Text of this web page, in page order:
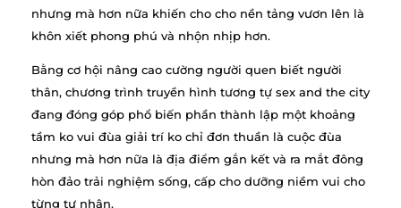
nhưng mà hơn nữa khiến cho cho nền tảng vươn lên là
khôn xiết phong phú và nhộn nhịp hơn.
Bằng cơ hội nâng cao cường người quen biết người
thân, chương trình truyền hình tương tự sex and the city
đang đóng góp phổ biến phần thành lập một khoảng
tầm ko vui đùa giải trí ko chỉ đơn thuần là cuộc đùa
nhưng mà hơn nữa là địa điểm gắn kết và ra mắt đông
hòn đảo trải nghiệm sống, cấp cho dưỡng niềm vui cho
từng tư nhân.